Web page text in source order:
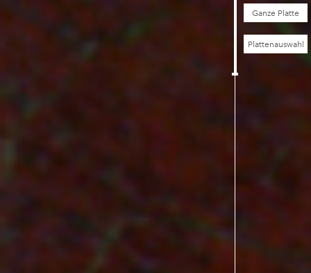
Ganze Platte
Plattenauswahl